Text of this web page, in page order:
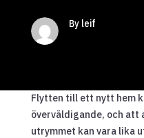
By leif
Flytten till ett nytt hem
överväldigande, och att
utrymmet kan vara lika